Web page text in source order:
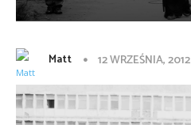
Matt 12 WRZEŚNIA, 2012